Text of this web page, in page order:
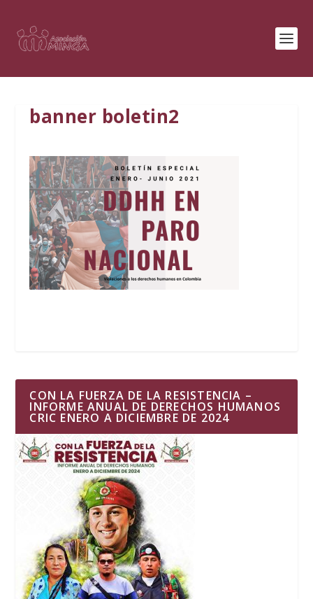
banner boletin2
CON LA FUERZA DE LA RESISTENCIA –
INFORME ANUAL DE DERECHOS HUMANOS
CRIC ENERO A DICIEMBRE DE 2024